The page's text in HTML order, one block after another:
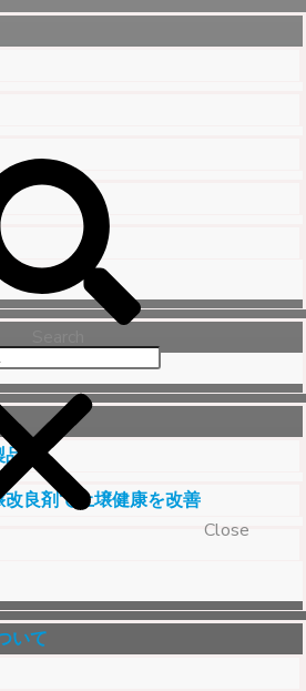
Close
良剤で土壌健康を改善
いて